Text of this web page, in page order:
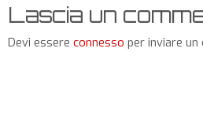
Lascia un
Devi essere connesso per inviare un